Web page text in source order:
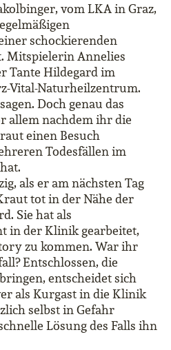
vom LKA in Graz,
schockierenden
Mitspielerin Annelies
Tante Hildegard im
Vital-Naturheilzentrum.
Doch genau das
allem nachdem ihr die
einen Besuch
Todesfällen im
als er am nächsten Tag
tot in der Nähe der
Sie hat als
in der Klinik gearbeitet,
zu kommen. War ihr
Entschlossen, die
entscheidet sich
als Kurgast in die Klinik
selbst in Gefahr
Lösung des Falls ihn